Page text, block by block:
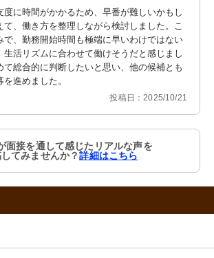
度に時間がかかるため、早番が難しいかもし
て、働き方を整理しながら検討しました。こ
で、勤務開始時間も極端に早いわけではない
生活リズムに合わせて働けそうだと感じまし
て総合的に判断したいと思い、他の候補とも
進めました。
投稿日：2025/10/21
面接を通して感じたリアルな声を
てみませんか？詳細はこちら